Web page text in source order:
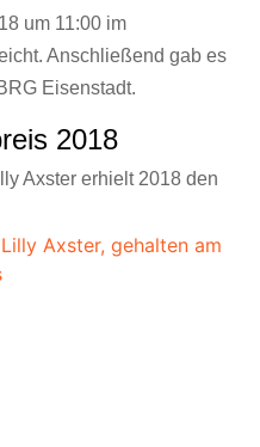
um 11:00 im
Anschließend gab es
Eisenstadt.
2018
Axster erhielt 2018 den
Axster, gehalten am